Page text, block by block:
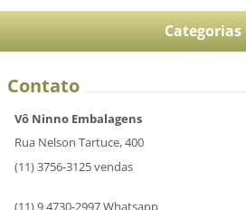
Categorias
Contato
Vô Ninno Embalagens
Rua Nelson Tartuce, 400
(11) 3756-3125 vendas
(11) 9 4730-2997 Whatsapp